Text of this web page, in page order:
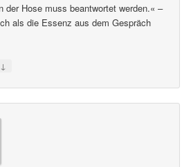
der Hose muss beantwortet werden.« –
als die Essenz aus dem Gespräch
↓